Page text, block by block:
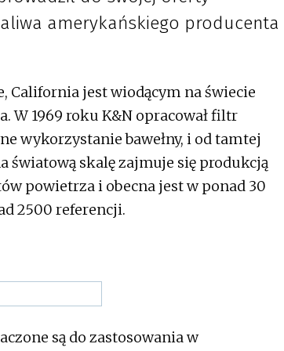
amerykańskiego producenta
California jest wiodącym na świecie
1969 roku K&N opracował filtr
wykorzystanie bawełny, i od tamtej
światową skalę zajmuje się produkcją
powietrza i obecna jest w ponad 30
2500 referencji.
są do zastosowania w